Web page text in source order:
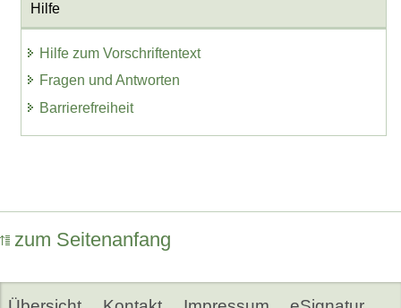
Hilfe
Hilfe zum Vorschriftentext
Fragen und Antworten
Barrierefreiheit
zum Seitenanfang